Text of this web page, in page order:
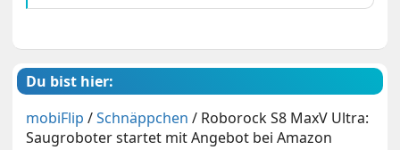
Du bist hier:
mobiFlip /Schnäppchen / Roborock S8 MaxV Ultra:
Saugroboter startet mit Angebot bei Amazon